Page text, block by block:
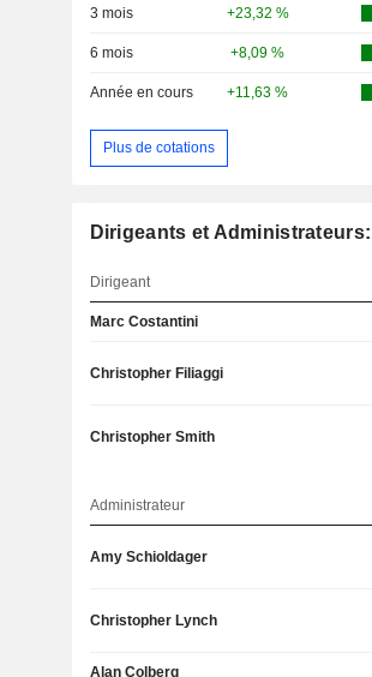
3 mois +23,32 %
6 mois +8,09 %
Année en cours +11,63 %
Plus de cotations
Dirigeants et
Dirigeant
Marc Costantini
Christopher Filiaggi
Christopher Smith
Administrateur
Amy Schioldager
Christopher Lynch
Alan Colberg